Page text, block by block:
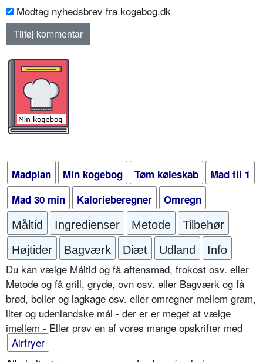
Modtag nyhedsbrev fra kogebog.dk
Madplan Min kogebog Tøm køleskab
Mad til 1
Mad 30 min
Kalorieberegner Omregn
Måltid Ingredienser Metode
Tilbehør
Højtider
Bagværk Diæt Udland Info
Du kan vælge Måltid og få aftensmad, frokost osv. eller
Metode og få grill, gryde, ovn osv. eller Bagværk og få
brød, boller og lagkage osv. eller omregner mellem gram,
liter og udenlandske mål - der er er meget at vælge
imellem - Eller prøv en af vores mange opskrifter med
Airfryer